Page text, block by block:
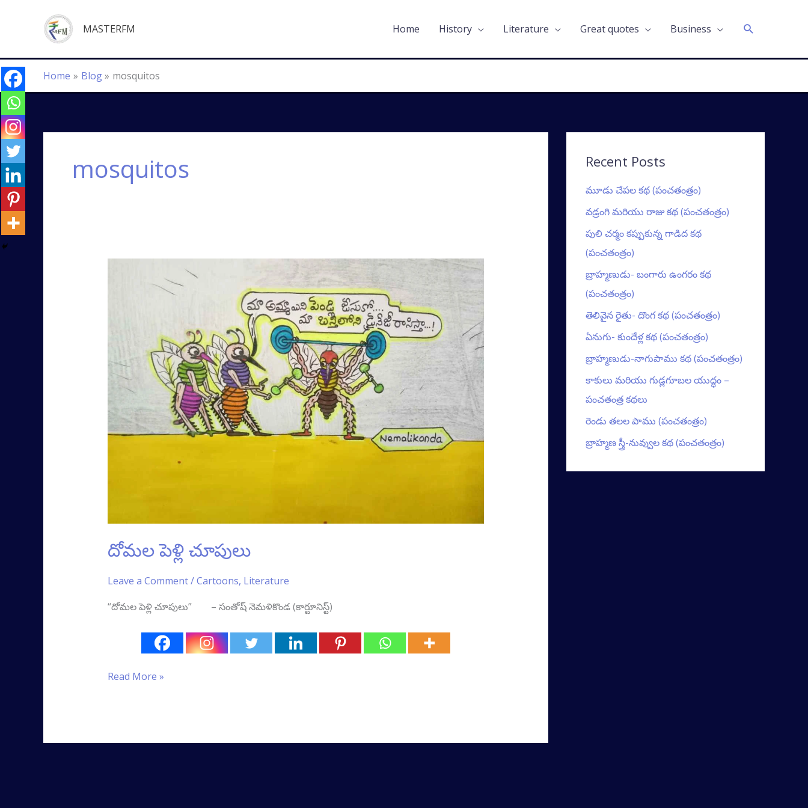
MASTERFM Home History Literature Great quotes Business Search
Home Blog mosquitos
mosquitos
దోమల పెళ్లి చూపులు
Leave a Comment/Cartoons, Literature
“దోమల పెళ్లి చూపులు” – సంతోష్‌ నెమళికొండ (కార్టూనిస్ట్‌)
Read More »
Recent Posts
మూడు చేపల కథ (పంచతంత్రం)
వడ్రంగి మరియు రాజు కథ (పంచతంత్రం)
పులి చర్మం కప్పుకున్న గాడిద కథ
(పంచతంత్రం)
బ్రాహ్మణుడు- బంగారు ఉంగరం కథ
(పంచతంత్రం)
తెలివైన రైతు- దొంగ కథ (పంచతంత్రం)
ఏనుగు- కుందేళ్ల కథ (పంచతంత్రం)
బ్రాహ్మణుడు-నాగుపాము కథ (పంచతంత్రం)
కాకులు మరియు గుడ్లగూబల యుద్ధం –
పంచతంత్ర కథలు
రెండు తలల పాము (పంచతంత్రం)
బ్రాహ్మణ స్త్రీ-నువ్వుల కథ (పంచతంత్రం)